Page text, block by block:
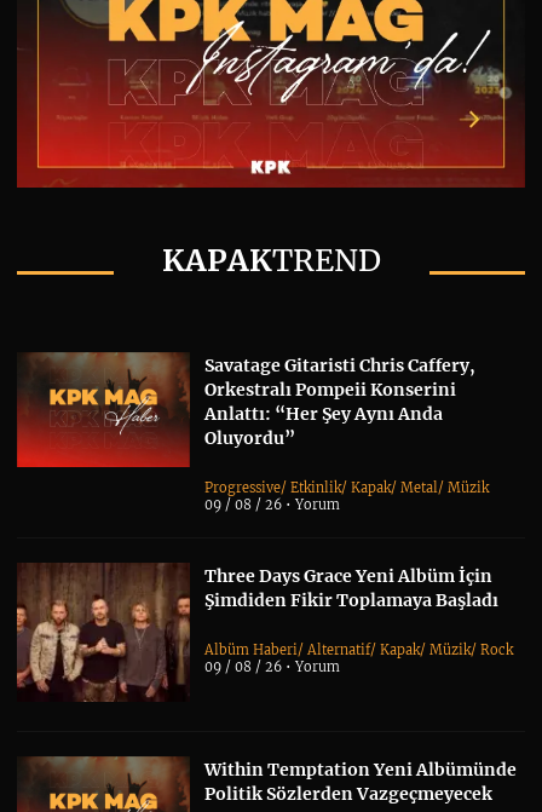
KAPAKTREND
Savatage Gitaristi Chris Caffery,
Orkestralı Pompeii Konserini
Anlattı: “Her Şey Aynı Anda
Oluyordu”
Progressive/Etkinlik/Kapak/Metal/Müzik
09 / 08 / 26 •Yorum
Three Days Grace Yeni Albüm İçin
Şimdiden Fikir Toplamaya Başladı
Albüm Haberi/Alternatif/Kapak/Müzik/Rock
09 / 08 / 26 •Yorum
Within Temptation Yeni Albümünde
Politik Sözlerden Vazgeçmeyecek